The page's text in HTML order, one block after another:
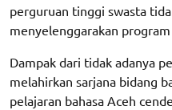
perguruan tinggi swasta
menyelenggarakan program
Dampak dari tidak adanya
melahirkan sarjana bidang
pelajaran bahasa Aceh